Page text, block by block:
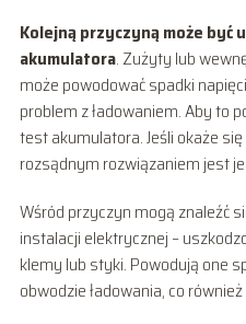
Kolejną przyczyną może być
akumulatora. Zużyty lub
może powodować spadki
problem z ładowaniem. Aby to
test akumulatora. Jeśli okaże
rozsądnym rozwiązaniem jest
Wśród przyczyn mogą znaleźć
instalacji elektrycznej –
klemy lub styki. Powodują one
obwodzie ładowania, co